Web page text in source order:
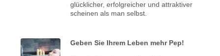
glücklicher, erfolgreicher und attraktiver
scheinen als man selbst.
Geben Sie Ihrem Leben mehr Pep!